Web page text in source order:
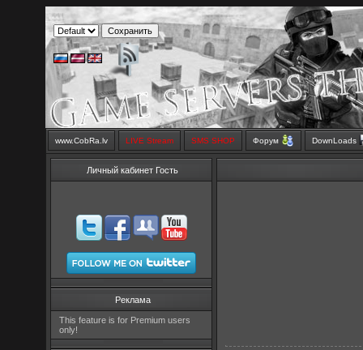
www.CobRa.lv LIVE Stream SMS SHOP Форум DownLoads
Личный кабинет Гость
Реклама
This feature is for Premium users
only!